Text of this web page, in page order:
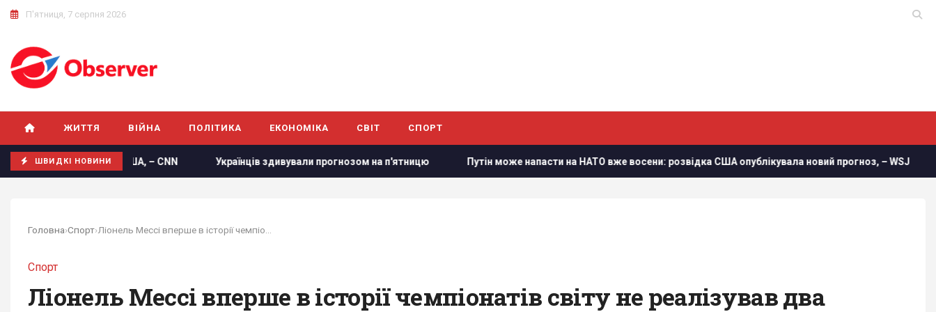
П'ятниця, 7 серпня 2026
ЖИТТЯ ВІЙНА ПОЛІТИКА ЕКОНОМІКА СВІТ СПОРТ
ШВИДКІ НОВИНИ
у США, – CNN Українців здивували прогнозом на п'ятницю Путін може напасти на НАТО вже восени: розвідка США опублікувала новий прогноз, – WSJ Втрати росіян в
Головна›Спорт›
Спорт
Ліонель Мессі вперше в історії чемпіонатів світу не реалізував два